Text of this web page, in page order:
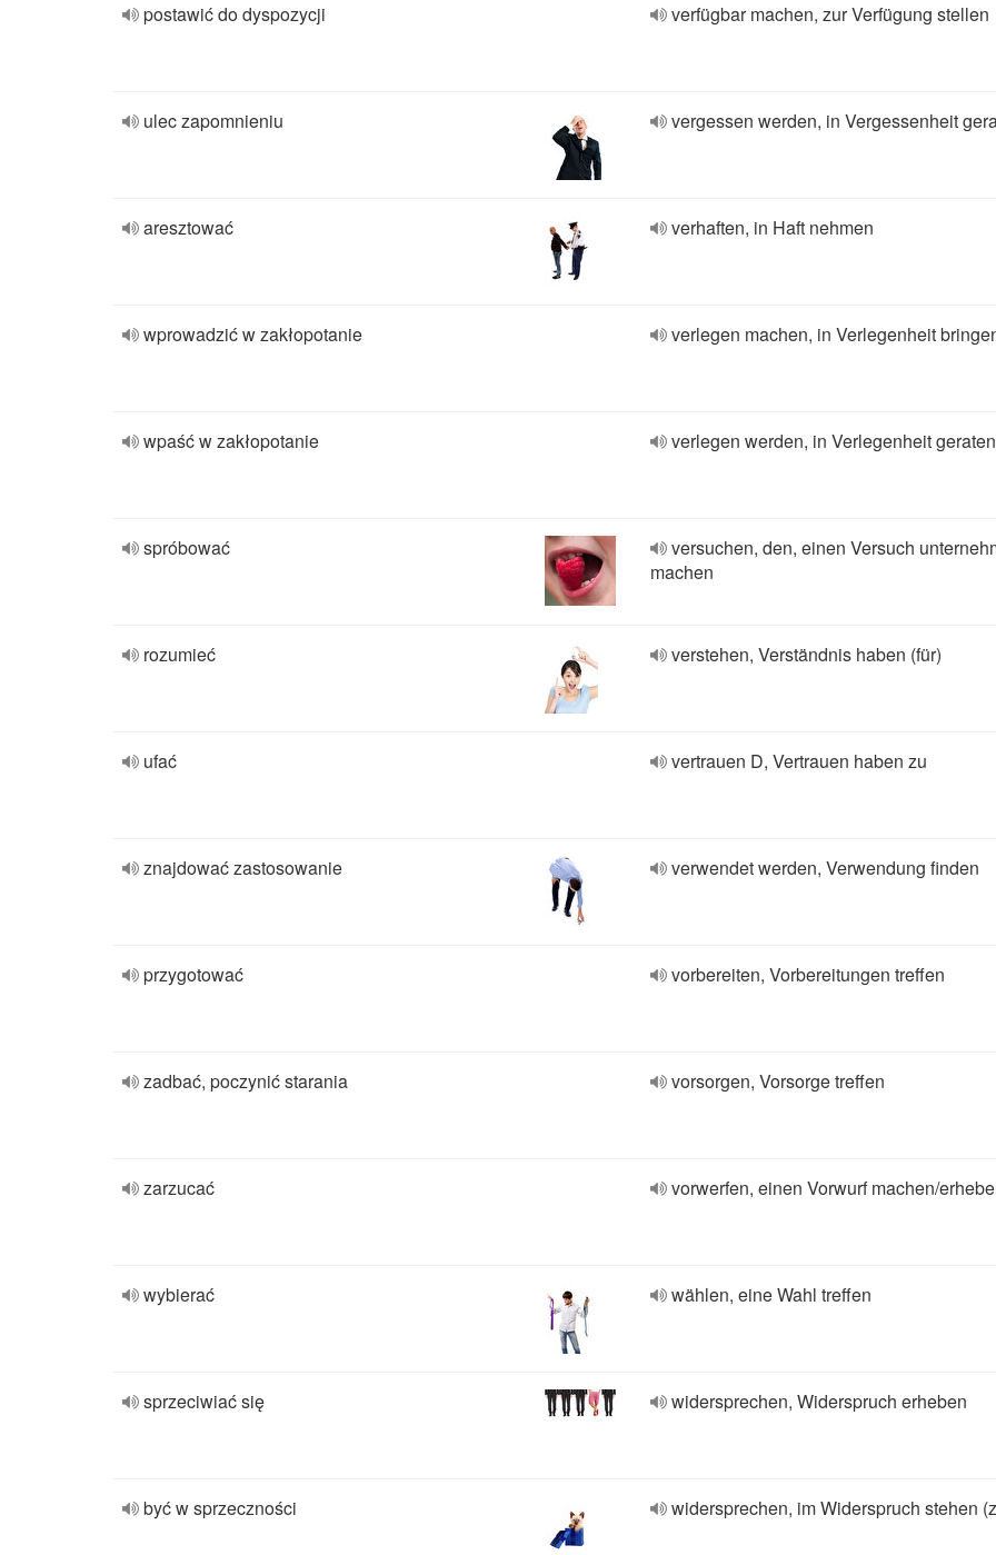
postawić do dyspozycji verfügbar machen, zur Verfügung stellen
ulec zapomnieniu vergessen werden, in Vergessenheit
aresztować verhaften, in Haft nehmen
wprowadzić w zakłopotanie verlegen machen, in Verlegenheit
wpaść w zakłopotanie verlegen werden, in Verlegenheit geraten
spróbować
versuchen, den, einen Versuch
machen
rozumieć verstehen, Verständnis haben (für)
ufać vertrauen D, Vertrauen haben zu
znajdować zastosowanie verwendet werden, Verwendung finden
przygotować vorbereiten, Vorbereitungen treffen
zadbać, poczynić starania vorsorgen, Vorsorge treffen
zarzucać vorwerfen, einen Vorwurf machen/
wybierać wählen, eine Wahl treffen
sprzeciwiać się widersprechen, Widerspruch erheben
być w sprzeczności widersprechen, im Widerspruch stehen